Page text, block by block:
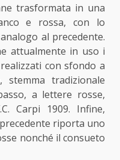
trasformata in una
e rossa, con lo
al precedente.
attualmente in uso i
con sfondo a
tradizionale
a lettere rosse,
Carpi 1909. Infine,
riporta uno
nonché il consueto